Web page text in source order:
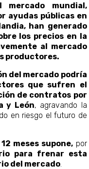
mercado mundial,
ayudas públicas en
han generado
los precios en la
al mercado
productores.
del mercado podría
que sufren el
de contratos por
y León, agravando la
en riesgo el futuro de
meses supone,por
para frenar esta
del mercado